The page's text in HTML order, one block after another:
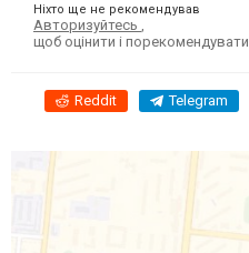
Ніхто ще не рекомендував
Авторизуйтесь
щоб оцінити і порекомендувати
Reddit Telegram